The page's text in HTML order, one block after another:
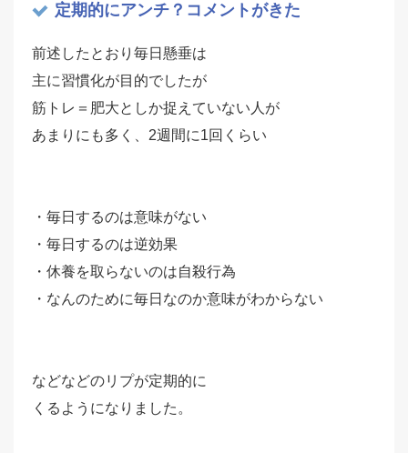
定期的にアンチ？コメントがきた
前述したとおり毎日懸垂は
主に習慣化が目的でしたが
筋トレ＝肥大としか捉えていない人が
あまりにも多く、2週間に1回くらい
・毎日するのは意味がない
・毎日するのは逆効果
・休養を取らないのは自殺行為
・なんのために毎日なのか意味がわからない
などなどのリプが定期的に
くるようになりました。